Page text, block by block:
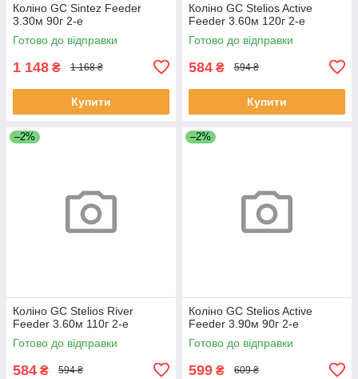
Коліно GC Sintez Feeder
3.30м 90г 2-е
Готово до відправки
1 148 ₴ 1 168 ₴
Купити
Коліно GC Stelios Active
Feeder 3.60м 120г 2-е
Готово до відправки
584 ₴ 594 ₴
Купити
–2%
Коліно GC Stelios River
Feeder 3.60м 110г 2-е
Готово до відправки
584 ₴ 594 ₴
–2%
Коліно GC Stelios Active
Feeder 3.90м 90г 2-е
Готово до відправки
599 ₴ 609 ₴